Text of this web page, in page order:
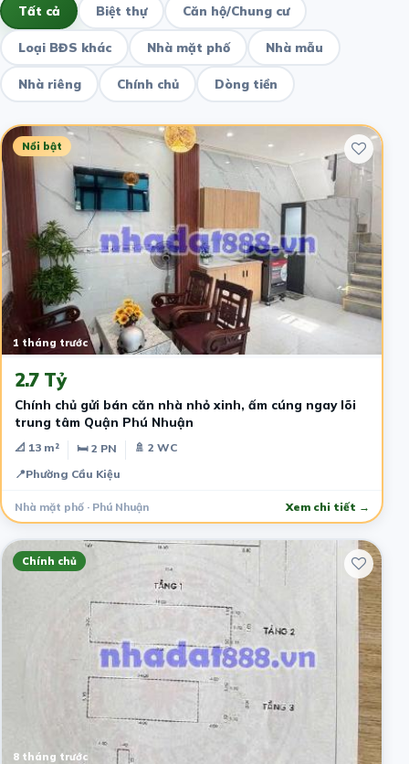
Tất cả Biệt thự Căn hộ/Chung cư
Loại BĐS khác Nhà mặt phố Nhà mẫu
Nhà riêng Chính chủ Dòng tiền
Nổi bật
1 tháng trước
2.7 Tỷ
​Chính chủ gửi bán căn nhà nhỏ xinh, ấm cúng ngay lõi
trung tâm Quận Phú Nhuận
📐 13 m² 🛏 2 PN
🚿 2 WC
📍Phường Cầu Kiệu
Nhà mặt phố · Phú Nhuận Xem chi tiết →
Chính chủ
8 tháng trước